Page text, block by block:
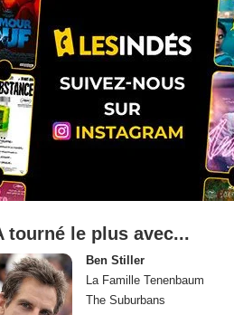
tourné le plus avec...
Ben Stiller
La Famille Tenenbaum
The Suburbans